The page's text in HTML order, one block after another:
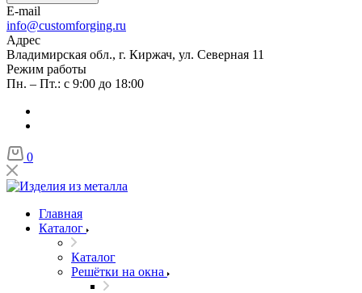
E-mail
info@customforging.ru
Адрес
Владимирская обл., г. Киржач, ул. Северная 11
Режим работы
Пн. – Пт.: с 9:00 до 18:00
0
Главная
Каталог
Каталог
Решётки на окна